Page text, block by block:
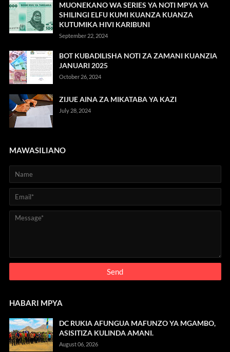
MUONEKANO WA SERIES YA NOTI MPYA YA
SHILINGI ELFU KUMI KUANZA KUANZA
KUTUMIKA HIVI KARIBUNI
September 22, 2024
BOT KUBADILISHA NOTI ZA ZAMANI KUANZIA
JANUARI 2025
October 26, 2024
ZIJUE AINA ZA MIKATABA YA KAZI
July 28, 2024
MAWASILIANO
HABARI MPYA
DC RUKIA AFUNGUA MAFUNZO YA MGAMBO,
ASISITIZA KULINDA AMANI.
August 06, 2026